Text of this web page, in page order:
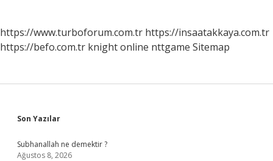
https://www.turboforum.com.tr https://insaatakkaya.com.tr
https://befo.com.tr knight online nttgame Sitemap
Sidebar
Son Yazılar
Subhanallah ne demektir ?
Ağustos 8, 2026